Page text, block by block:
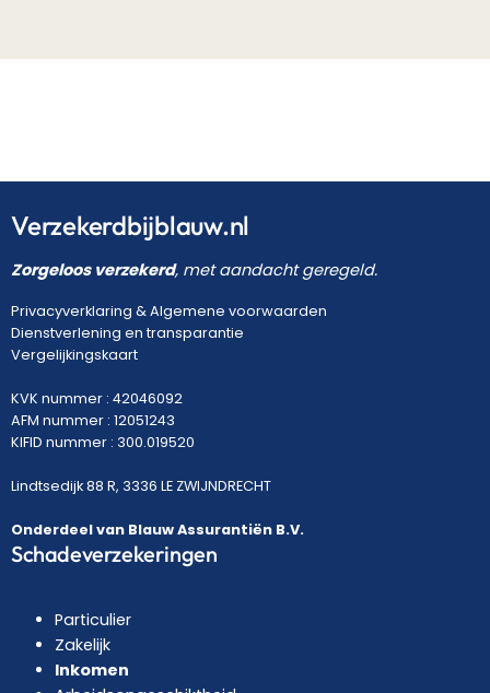
Verzekerdbijblauw.nl
Zorgeloos verzekerd, met aandacht geregeld.
Privacyverklaring &Algemene voorwaarden
Dienstverlening en transparantie
Vergelijkingskaart
KVK nummer : 42046092
AFM nummer : 12051243
KIFID nummer : 300.019520
Lindtsedijk 88 R, 3336 LE ZWIJNDRECHT
Onderdeel van Blauw Assurantiën B.V.
Schadeverzekeringen
Particulier
Zakelijk
Inkomen